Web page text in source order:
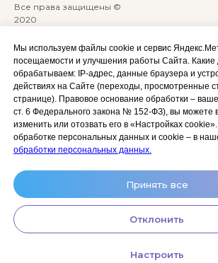
Мы используем файлы cookie и сервис
посещаемости и улучшения работы Сайта. Какие
обрабатываем: IP‑адрес, данные браузера и
действиях на Сайте (переходы, просмотренные
странице). Правовое основание обработки – ваше
ст. 6 Федерального закона № 152‑ФЗ), вы можете
изменить или отозвать его в «Настройках
обработке персональных данных и cookie – в
обработки персональных данных.
Принять все
Отклонить
Настроить
Все права защищены ©
2020
ANKRYONK
Акции и скидки
Оплата, доставка и возврат
Сотрудничество
Личный кабинет (Обучение)
Политика
Согласие